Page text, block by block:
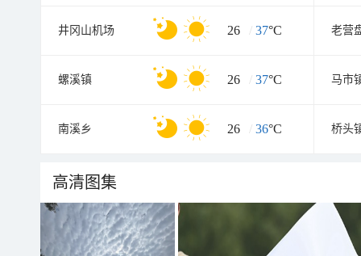
井冈山机场 26 / 37°C 老营
螺溪镇 26 / 37°C 马市
南溪乡 26 / 36°C 桥头
高清图集